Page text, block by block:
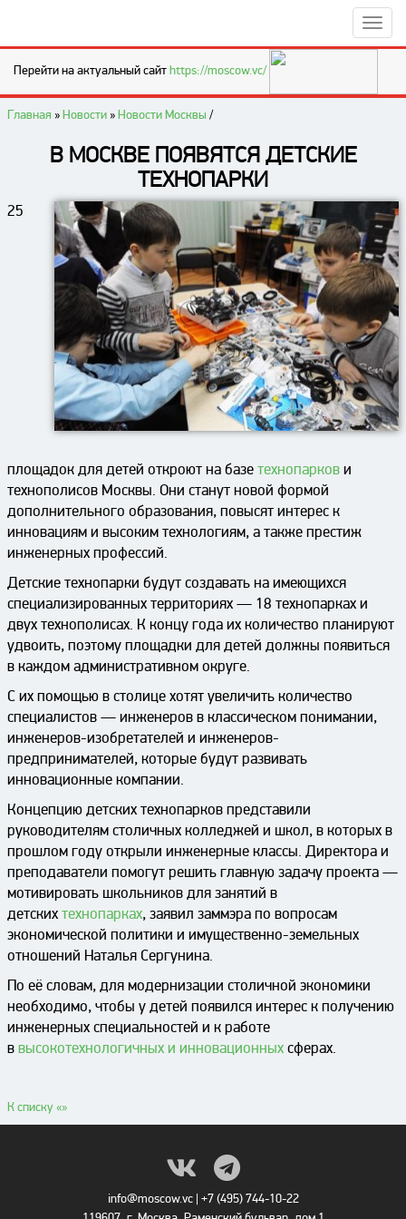
Перейти на актуальный сайтhttps://moscow.vc/
Главная »Новости»Новости Москвы /
В МОСКВЕ ПОЯВЯТСЯ ДЕТСКИЕ
ТЕХНОПАРКИ
25
площадок для детей откроют на базетехнопаркови
технополисов Москвы. Они станут новой формой
дополнительного образования, повысят интерес к
инновациям и высоким технологиям, а также престиж
инженерных профессий.
Детские технопарки будут создавать на имеющихся
специализированных территориях — 18 технопарках и
двух технополисах. К концу года их количество планируют
удвоить, поэтому площадки для детей должны появиться
в каждом административном округе.
С их помощью в столице хотят увеличить количество
специалистов — инженеров в классическом понимании,
инженеров-изобретателей и инженеров-
предпринимателей, которые будут развивать
инновационные компании.
Концепцию детских технопарков представили
руководителям столичных колледжей и школ, в которых в
прошлом году открыли инженерные классы. Директора и
преподаватели помогут решить главную задачу проекта —
мотивировать школьников для занятий в
детскихтехнопарках, заявил заммэра по вопросам
экономической политики и имущественно-земельных
отношений Наталья Сергунина.
По её словам, для модернизации столичной экономики
необходимо, чтобы у детей появился интерес к получению
инженерных специальностей и к работе
ввысокотехнологичных и инновационныхсферах.
К списку «»
info@moscow.vc| +7 (495) 744-10-22